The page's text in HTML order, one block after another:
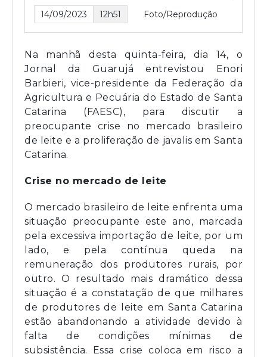
14/09/2023 12h51 Foto/Reprodução
Na manhã desta quinta-feira, dia 14, o
Jornal da Guarujá entrevistou Enori
Barbieri, vice-presidente da Federação da
Agricultura e Pecuária do Estado de Santa
Catarina (FAESC), para discutir a
preocupante crise no mercado brasileiro
de leite e a proliferação de javalis em Santa
Catarina.
Crise no mercado de leite
O mercado brasileiro de leite enfrenta uma
situação preocupante este ano, marcada
pela excessiva importação de leite, por um
lado, e pela contínua queda na
remuneração dos produtores rurais, por
outro. O resultado mais dramático dessa
situação é a constatação de que milhares
de produtores de leite em Santa Catarina
estão abandonando a atividade devido à
falta de condições mínimas de
subsistência. Essa crise coloca em risco a